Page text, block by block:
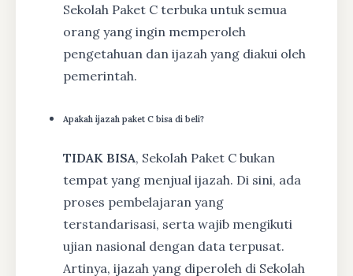
Sekolah Paket C terbuka untuk semua
orang yang ingin memperoleh
pengetahuan dan ijazah yang diakui oleh
pemerintah.
Apakah ijazah paket C bisa di beli?
TIDAK BISA, Sekolah Paket C bukan
tempat yang menjual ijazah. Di sini, ada
proses pembelajaran yang
terstandarisasi, serta wajib mengikuti
ujian nasional dengan data terpusat.
Artinya, ijazah yang diperoleh di Sekolah